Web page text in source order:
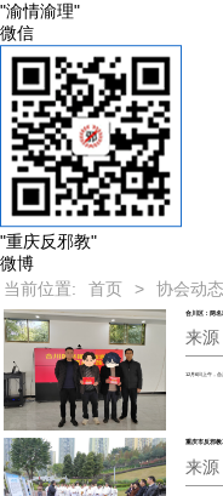
"渝情渝理"
微信
"重庆反邪教"
微博
当前位置:
首页 > 协会动态
合川区：两
来源
12月6日上午，
重庆市反邪
来源